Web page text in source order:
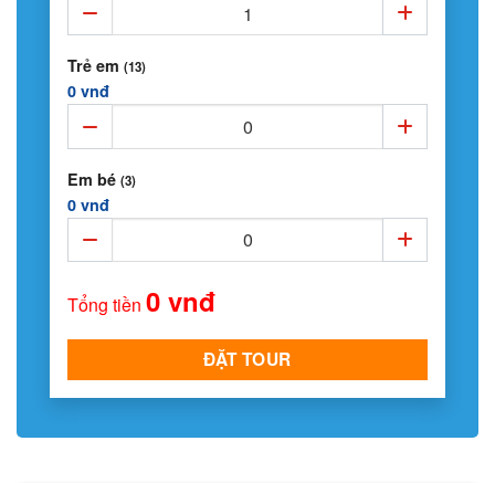
Trẻ em (13)
0 vnđ
Em bé (3)
0 vnđ
Tổng tiền 0 vnđ
ĐẶT TOUR